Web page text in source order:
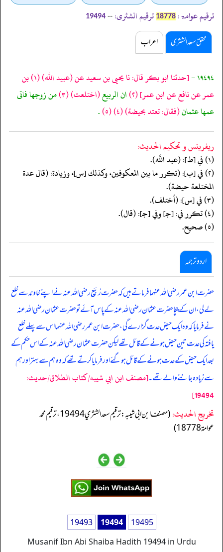
ترقیم عوامۃ: 18778 ترقیم الشثری: --
19494
محقق سعد الشثری اعراب
١٩٤٩٤ - [حدثنا ابو بكر قال: نا يحيى بن سعيد عن(عبيد الله)(١) بن
عمر عن نافع عن ابن عمر](٢) ان الربيع(اختلعت)(٣) من زوجها فاتى
عمها عثمان(فقال: تعتد بحيضة)(٤) (٥) .
ريفرينس و تحكيم الحدیث:
(١) في [ط]: (عبد اللَّه).
(٢) في [ب]: (تكرر ما بين المعكوفين، وكذلك [س]، وزيادة: (قال عدة
المختلعة حيضة).
(٣) في [س]: (أختلف).
(٤) تكرر في: [جـ] وفي [جـ]: (قال).
(٥) صحيح.
اردو ترجمہ
حضرت ابن عمر رضی اللہ عنہما فرماتے ہیں کہ حضرت رُبَیّع رضی اللہ عنہ نے اپنے خاوند سے خلع
لے لی، ان کے چچا حضرت عثمان رضی اللہ عنہ کے پاس آئے تو حضرت عثمان رضی اللہ عنہ
نے فرمایا کہ وہ ایک حیض عدت گزارے گی، حضرت ابن عمر رضی اللہ عنہما اس سے پہلے خلع
یافتہ کی عدت تین حیض ہونے کے قائل تھے لیکن حضرت عثمان رضی اللہ عنہ کے اس حکم کے
بعد ایک حیض کے عدت ہونے کے قائل ہوگئے اور فرمایا کرتے تھے کہ وہ ہم سے بہتر اور ہم
سے زیادہ جاننے والے تھے۔[مصنف ابن ابي شيبه/كتاب الطلاق/حدیث:
19494]
تخریج الحدیث:
(مصنف ابن ابي شيبه: ترقيم سعد الشثري 19494، ترقيم محمد
عوامة 18778)
19493 19494
19495
Musanif Ibn Abi Shaiba Hadith 19494 in Urdu